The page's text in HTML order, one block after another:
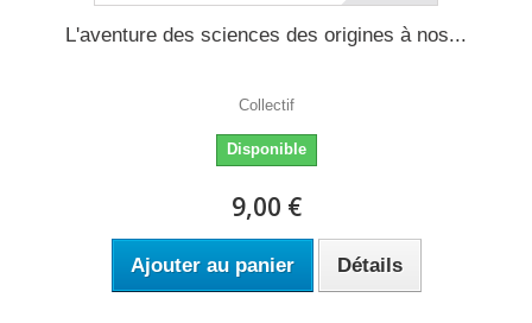
L'aventure des sciences des origines à nos...
Collectif
Disponible
9,00 €
Ajouter au panier Détails